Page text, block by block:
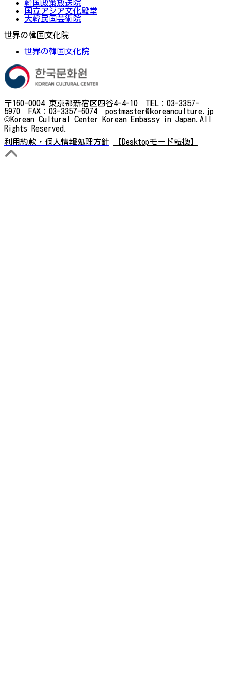
韓国政策放送院
国立アジア文化殿堂
大韓民国芸術院
世界の韓国文化院
世界の韓国文化院
〒160-0004 東京都新宿区四谷4-4-10 TEL：03-3357-
5970 FAX：03-3357-6074 postmaster@koreanculture.jp
©Korean Cultural Center Korean Embassy in Japan.All
Rights Reserved.
利用約款・個人情報処理方針
【Desktopモード転換】